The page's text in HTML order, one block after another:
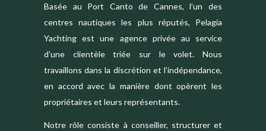
Basée au Port Canto de Cannes, l’un des
centres nautiques les plus réputés, Pelagia
Yachting est une agence privée au service
d’une clientèle triée sur le volet. Nous
travaillons dans la discrétion et l’indépendance,
en accord avec la manière dont opèrent les
propriétaires et leurs représentants.
Notre rôle consiste à conseiller, structurer et